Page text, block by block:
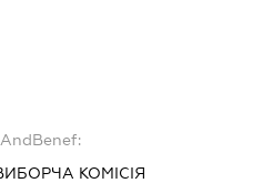
КОМІСІЯ